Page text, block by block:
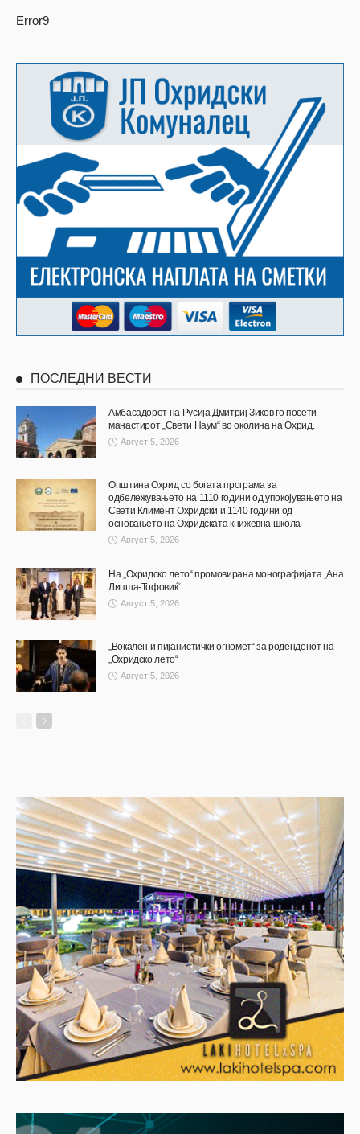
Error9
ПОСЛЕДНИ ВЕСТИ
Амбасадорот на Русија Дмитриј Зиков го посети
манастирот „Свети Наум“ во околина на Охрид.
Август 5, 2026
Општина Охрид со богата програма за
одбележувањето на 1110 години од упокојувањето на
Свети Климент Охридски и 1140 години од
основањето на Охридската книжевна школа
Август 5, 2026
На „Охридско лето“ промовирана монографијата „Ана
Липша-Тофовиќ“
Август 5, 2026
„Вокален и пијанистички огномет“ за роденденот на
„Охридско лето“
Август 5, 2026